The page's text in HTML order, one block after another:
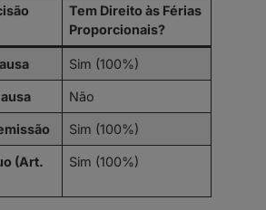
Tem Direito às Férias
Proporcionais?
Sim (100%)
Não
Sim (100%)
(Art.
Sim (100%)